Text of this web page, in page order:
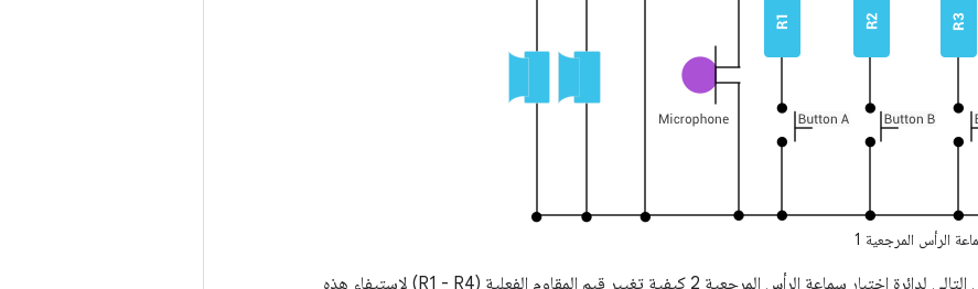
الرأس المرجعية 1
يوضّح المخطّط البياني التالي لدائرة اختبار سماعة الرأس المرجعية 2 كيفية تغيير قيم المقاوم الفعلية (R1 - R4) لاستيفاء هذه